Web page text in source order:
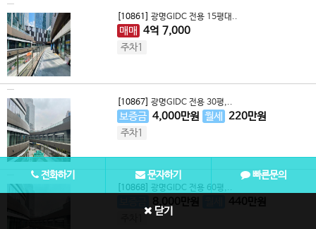
[10861] 광명GIDC 전용 15평대..
매매 4억 7,000
주차1
[10867] 광명GIDC 전용 30평,..
보증금 4,000만원 월세 220만원
주차1
[10868] 광명GIDC 전용 60평,..
8,000 만원 440 만원
전화하기 문자하기 빠른문의
닫기